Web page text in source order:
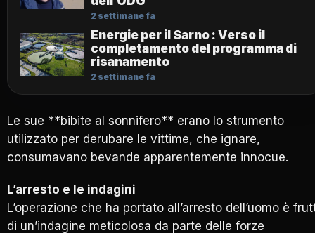
2 settimane fa
Energie per il Sarno : Verso il
completamento del programma di
risanamento
2 settimane fa
Le sue **bibite al sonnifero** erano lo strumento
utilizzato per derubare le vittime, che ignare,
consumavano bevande apparentemente innocue.
L’arresto e le indagini
L’operazione che ha portato all’arresto dell’uomo è
di un’indagine meticolosa da parte delle forze